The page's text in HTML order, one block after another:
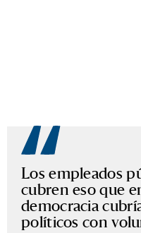
Los empleados
cubren eso que
democracia
políticos con